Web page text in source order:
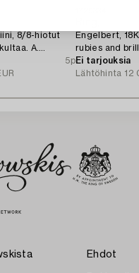
8/8-hiotut
A.
1975.
5p
Engelbert,
rubies and
Ei tarjouksia
Lähtöhinta 12
Ehdot